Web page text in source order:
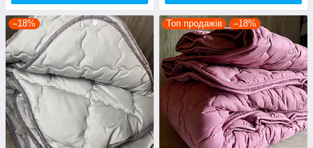
–18% Топ продажів –18%